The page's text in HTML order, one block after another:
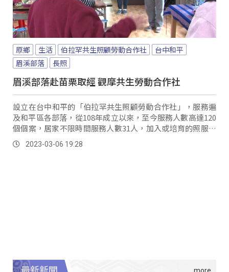
原鄉 生活 伯拉罕共生照顧勞動合作社
台中和平
眉溪部落
長照
眉溪部落赴苗栗取經 觀摩共生勞動合作社
設立在台中和平的「伯拉罕共生照顧勞動合作社」，服務遍
及和平區各部落，從108年成立以來，至今服務人數高達120
個個案，居家不限時間服務人數31人，加入或培育的照服員
人數也多達56人，不僅彌補原鄉地區長照系統的不足，也提
供更多在地就業機會。
2023-03-06 19:28